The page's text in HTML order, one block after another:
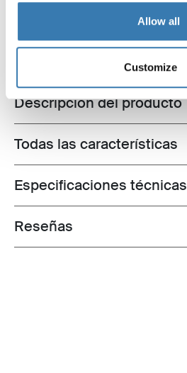
Allow all
Customize
Toggle overview
Descripción del producto
Toggle features
Todas las características
Toggle techspec
Especificaciones técnicas
Toggle overview
Reseñas